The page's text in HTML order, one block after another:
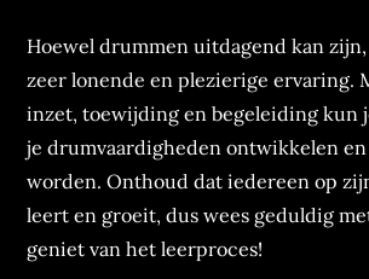
Hoewel drummen uitdagend kan
zeer lonende en plezierige ervaring.
inzet, toewijding en begeleiding kun
je drumvaardigheden ontwikkelen
worden. Onthoud dat iedereen op
leert en groeit, dus wees geduldig
geniet van het leerproces!